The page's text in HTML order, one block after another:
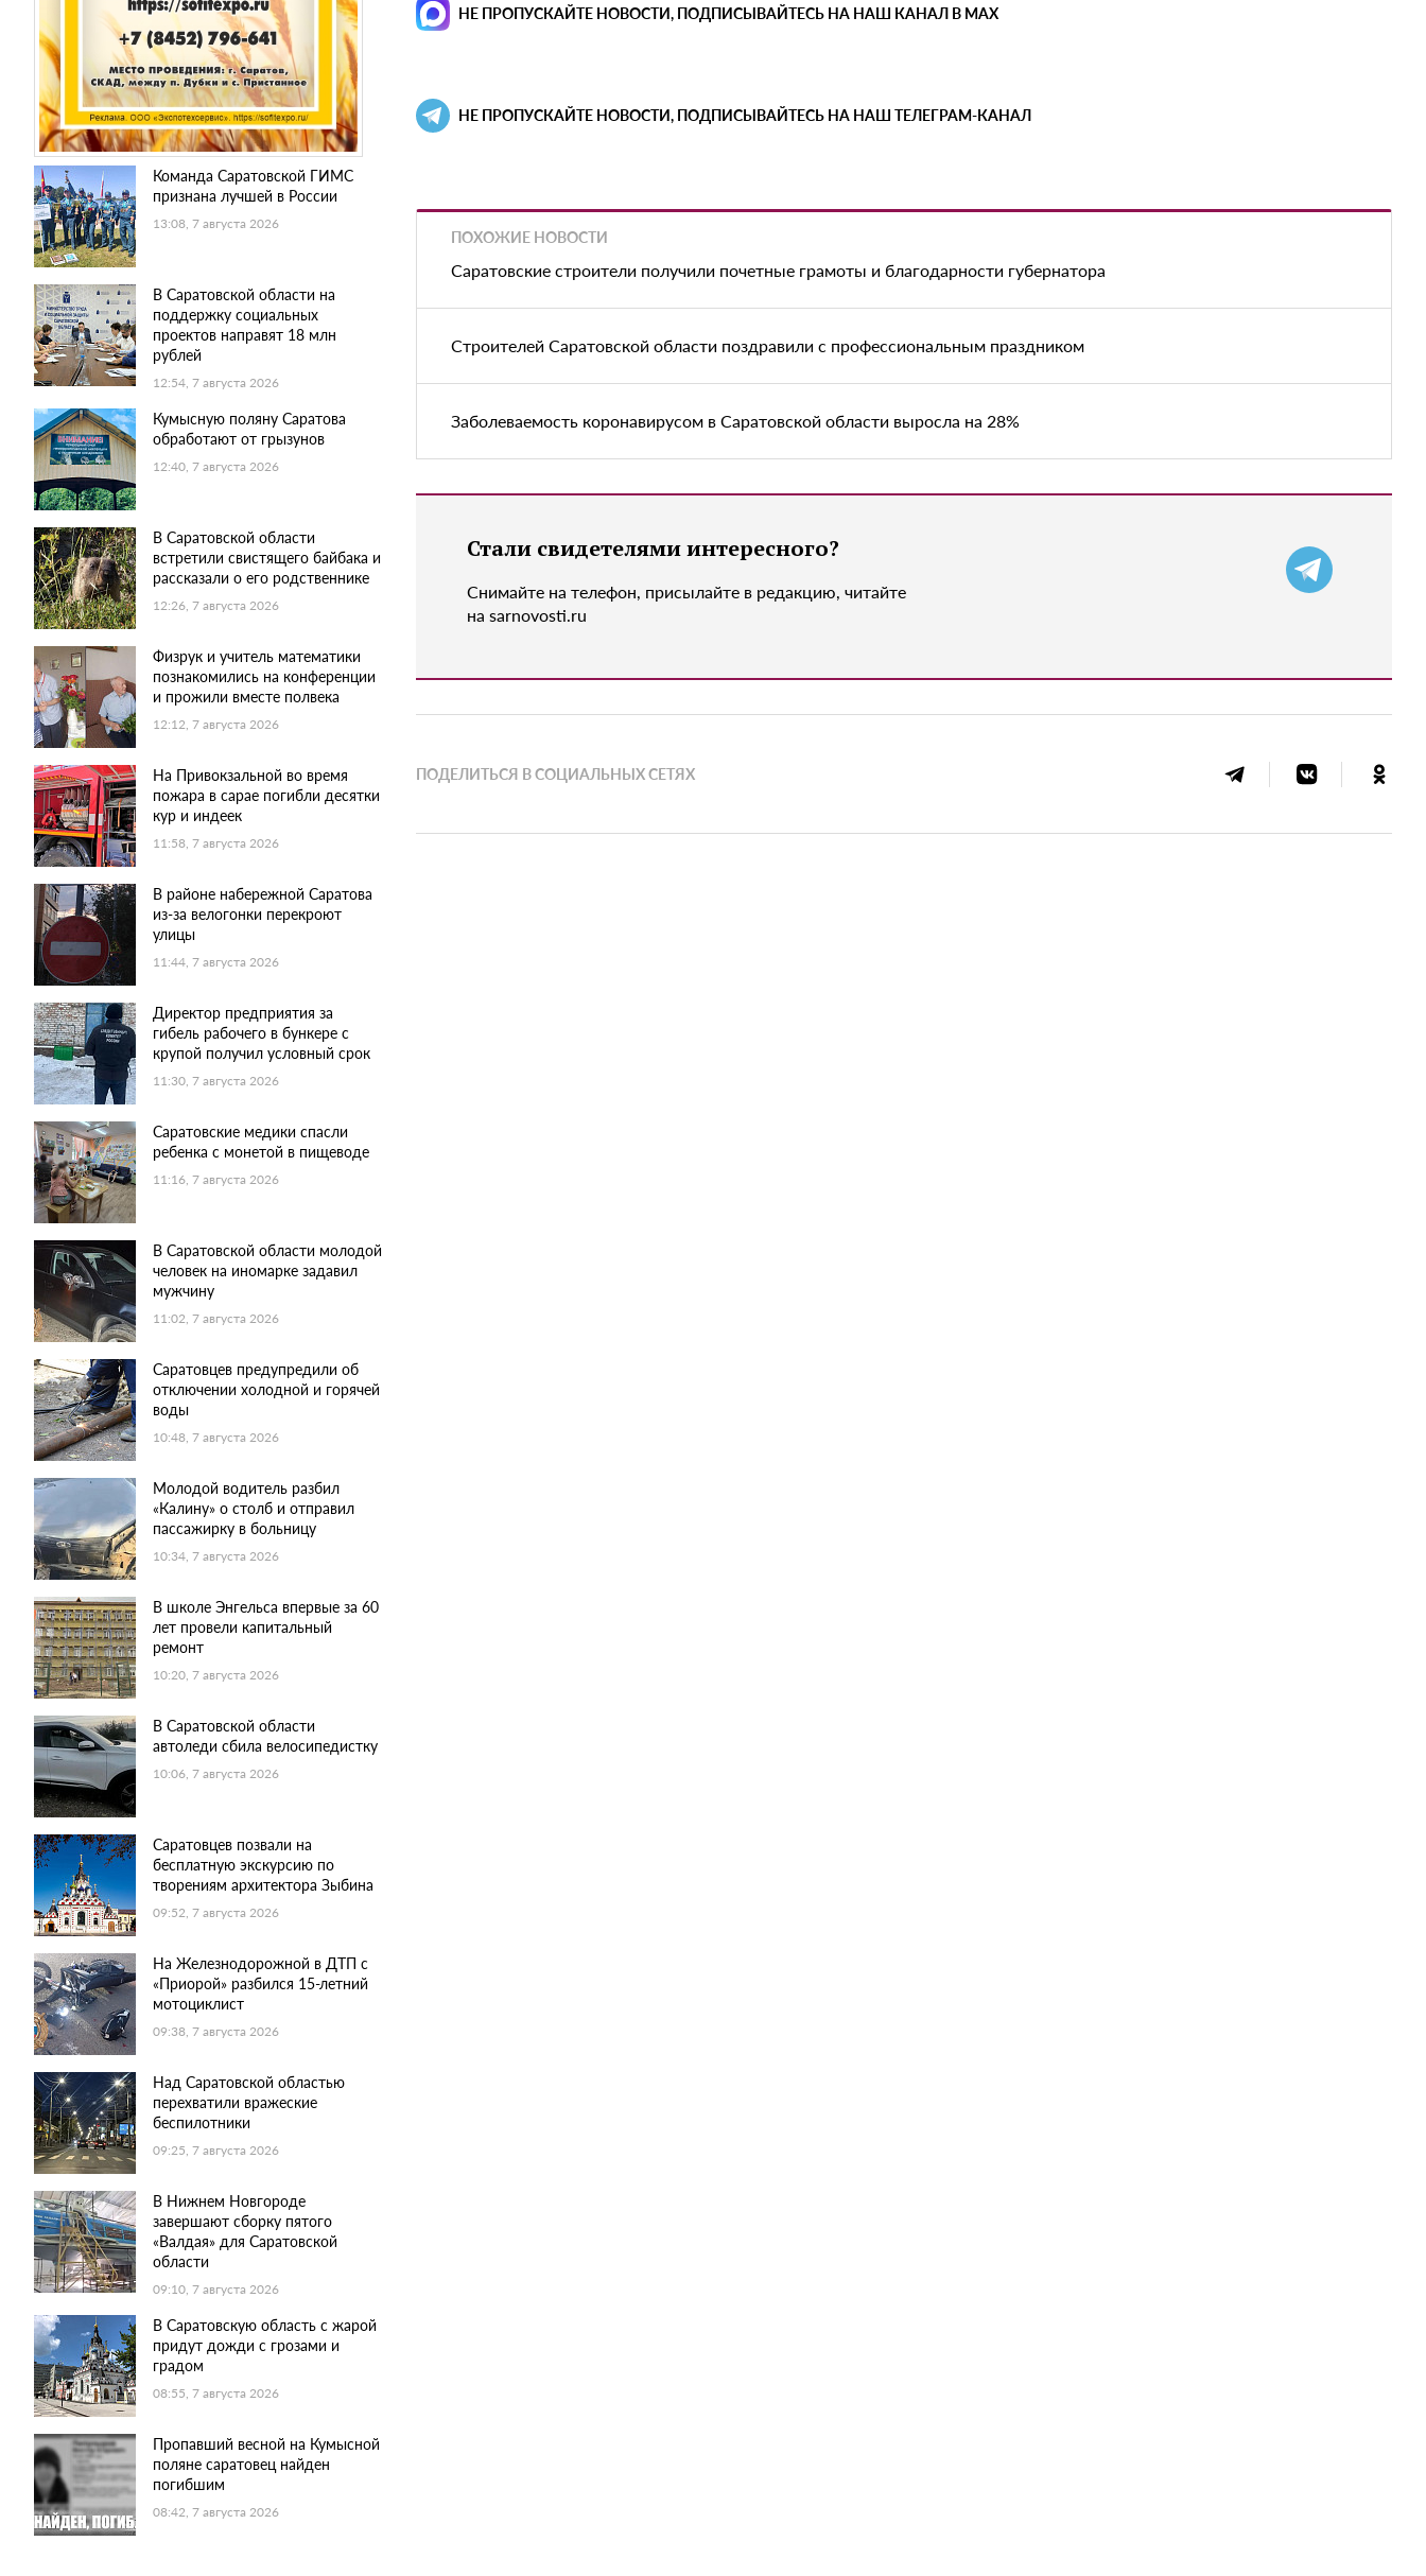
Команда Саратовской ГИМС
признана лучшей в России
13:08, 7 августа 2026
В Саратовской области на
поддержку социальных
проектов направят 18 млн
рублей
12:54, 7 августа 2026
Кумысную поляну Саратова
обработают от грызунов
12:40, 7 августа 2026
В Саратовской области
встретили свистящего байбака и
рассказали о его родственнике
12:26, 7 августа 2026
Физрук и учитель математики
познакомились на конференции
и прожили вместе полвека
12:12, 7 августа 2026
На Привокзальной во время
пожара в сарае погибли десятки
кур и индеек
11:58, 7 августа 2026
В районе набережной Саратова
из-за велогонки перекроют
улицы
11:44, 7 августа 2026
Директор предприятия за
гибель рабочего в бункере с
крупой получил условный срок
11:30, 7 августа 2026
Саратовские медики спасли
ребенка с монетой в пищеводе
11:16, 7 августа 2026
В Саратовской области молодой
человек на иномарке задавил
мужчину
11:02, 7 августа 2026
Саратовцев предупредили об
отключении холодной и горячей
воды
10:48, 7 августа 2026
Молодой водитель разбил
«Калину» о столб и отправил
пассажирку в больницу
10:34, 7 августа 2026
В школе Энгельса впервые за 60
лет провели капитальный
ремонт
10:20, 7 августа 2026
В Саратовской области
автоледи сбила велосипедистку
10:06, 7 августа 2026
Саратовцев позвали на
бесплатную экскурсию по
творениям архитектора Зыбина
09:52, 7 августа 2026
На Железнодорожной в ДТП с
«Приорой» разбился 15-летний
мотоциклист
09:38, 7 августа 2026
Над Саратовской областью
перехватили вражеские
беспилотники
09:25, 7 августа 2026
В Нижнем Новгороде
завершают сборку пятого
«Валдая» для Саратовской
области
09:10, 7 августа 2026
В Саратовскую область с жарой
придут дожди с грозами и
градом
08:55, 7 августа 2026
Пропавший весной на Кумысной
поляне саратовец найден
погибшим
08:42, 7 августа 2026
НЕ ПРОПУСКАЙТЕ НОВОСТИ, ПОДПИСЫВАЙТЕСЬ НА НАШ КАНАЛ В MAX
НЕ ПРОПУСКАЙТЕ НОВОСТИ, ПОДПИСЫВАЙТЕСЬ НА НАШ ТЕЛЕГРАМ-КАНАЛ
ПОХОЖИЕ НОВОСТИ
Саратовские строители получили почетные грамоты и благодарности губернатора
Строителей Саратовской области поздравили с профессиональным праздником
Заболеваемость коронавирусом в Саратовской области выросла на 28%
Стали свидетелями интересного?
Снимайте на телефон, присылайте в редакцию, читайте
на sarnovosti.ru
ПОДЕЛИТЬСЯ В СОЦИАЛЬНЫХ СЕТЯХ